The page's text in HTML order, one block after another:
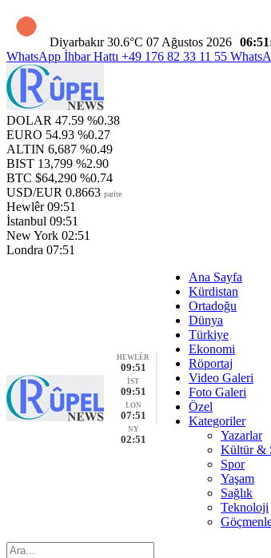
Diyarbakır 30.6°C 07 Ağustos 2026
WhatsApp İhbar Hattı +49 176 82 33 11 55
DOLAR 47.59 %0.38
EURO 54.93 %0.27
ALTIN 6,687 %0.49
BIST 13,799 %2.90
BTC $64,290 %0.74
USD/EUR 0.8663 parite
Hewlêr 09:51
İstanbul 09:51
New York 02:51
Londra 07:51
HEWLÊR
09:51
İST
09:51
LON
07:51
NY
02:51
Ana Sayfa
Kürdistan
Ortadoğu
Dünya
Türkiye
Ekonomi
Röportaj
Video Galeri
Foto Galeri
Özel
Kategoriler
Yazarlar
Kültür &
Spor
Yaşam
Sağlık
Teknoloji